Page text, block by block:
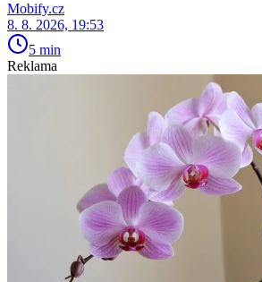
Mobify.cz
8. 8. 2026, 19:53
5 min
Reklama